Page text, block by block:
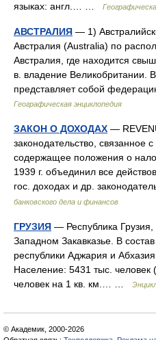
языках: англ.… …
АВСТРАЛИЯ — 1)
Австралия (Australia) по
Австралия, где находится
в. владение Великобритании.
представляет собой
Географическая энциклопедия
ЗАКОН О ДОХОДАХ —
законодательство, связанное
содержащее положения о
1939 г. объединил все
гос. доходах и др.
банковского дела и финансов
ГРУЗИЯ — Республика Грузия,
Западном Закавказье. В
республики Аджария и
Население: 5431 тыс. человек
человек на 1 кв. км.… …
© Академик, 2000-2026